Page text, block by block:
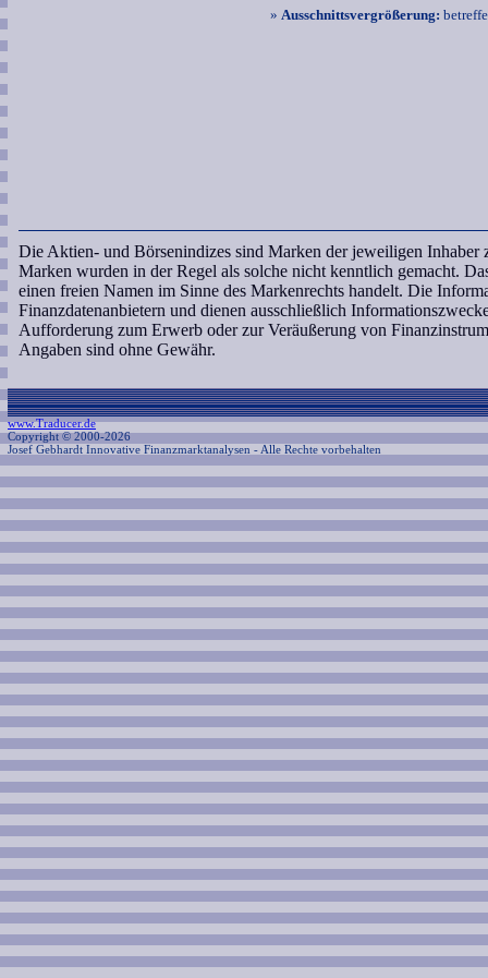
»Ausschnittsvergrößerung:
Die Aktien- und Börsenindizes sind Marken der jeweiligen Inhaber
Marken wurden in der Regel als solche nicht kenntlich gemacht.
einen freien Namen im Sinne des Markenrechts handelt. Die
Finanzdatenanbietern und dienen ausschließlich
Aufforderung zum Erwerb oder zur Veräußerung von
Angaben sind ohne Gewähr.
www.Traducer.de
Copyright © 2000-2026
Josef Gebhardt Innovative Finanzmarktanalysen - Alle Rechte vorbehalten